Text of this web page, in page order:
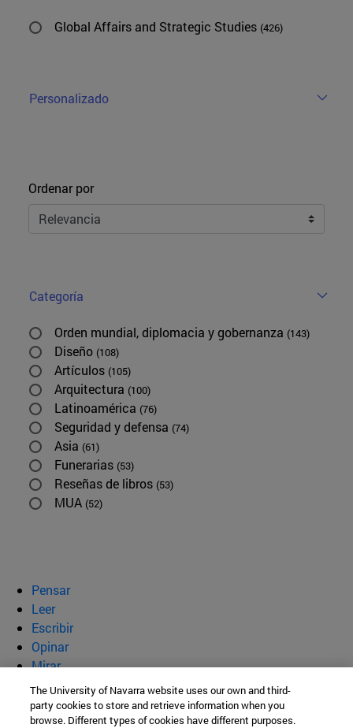
Global Affairs and Strategic Studies (426)
Personalizado
Ordenar
Ordenar por
Categoría
Orden mundial, diplomacia y gobernanza (143)
Diseño (108)
Artículos (105)
Arquitectura (100)
Latinoamérica (76)
Seguridad y defensa (74)
Asia (61)
Funerarias (53)
Reseñas de libros (53)
MUA (52)
Pensar
Leer
Escribir
Opinar
Mirar
Quiénes somos
BeBrave
The University of Navarra website uses our own and third-
party cookies to store and retrieve information when you
browse. Different types of cookies have different purposes.